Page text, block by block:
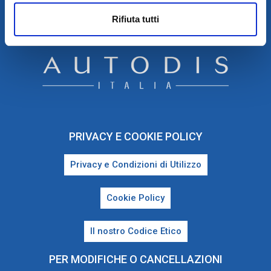
Rifiuta tutti
PRIVACY E COOKIE POLICY
Privacy e Condizioni di Utilizzo
Cookie Policy
Il nostro Codice Etico
PER MODIFICHE O CANCELLAZIONI